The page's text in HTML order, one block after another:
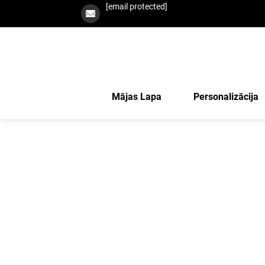
[email protected]
Mājas Lapa Personalizācija